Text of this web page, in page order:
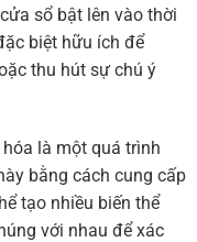
sổ bật lên vào thời
biệt hữu ích để
thu hút sự chú ý
là một quá trình
bằng cách cung cấp
tạo nhiều biến thể
với nhau để xác